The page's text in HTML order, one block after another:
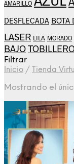
AMARILLO
DESFLECADA BOTA
LASER LILA MORADO
BAJO
Filtrar
Inicio / Tienda
Mostrando el